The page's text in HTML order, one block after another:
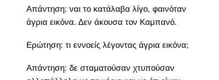
Απάντηση: ναι το κατάλαβα λίγο, φαινόταν
άγρια εικόνα. Δεν άκουσα τον Καμπανό.
Ερώτηση: τι εννοείς λέγοντας άγρια εικόνα;
Απάντηση: δε σταματούσαν χτυπούσαν